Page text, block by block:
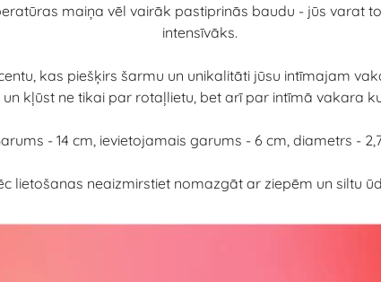
maiņa vēl vairāk pastiprinās baudu - jūs varat
intensīvāks.
kas piešķirs šarmu un unikalitāti jūsu intīmajam
kļūst ne tikai par rotaļlietu, bet arī par intīmā vakara
- 14 cm, ievietojamais garums - 6 cm, diametrs -
lietošanas neaizmirstiet nomazgāt ar ziepēm un siltu